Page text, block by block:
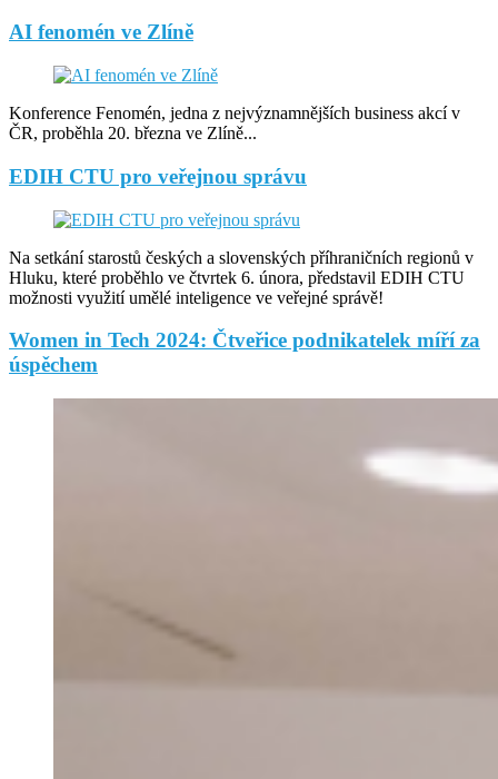
AI fenomén ve Zlíně
Konference Fenomén, jedna z nejvýznamnějších business akcí v
ČR, proběhla 20. března ve Zlíně...
EDIH CTU pro veřejnou správu
Na setkání starostů českých a slovenských příhraničních regionů v
Hluku, které proběhlo ve čtvrtek 6. února, představil EDIH CTU
možnosti využití umělé inteligence ve veřejné správě!
Women in Tech 2024: Čtveřice podnikatelek míří za
úspěchem